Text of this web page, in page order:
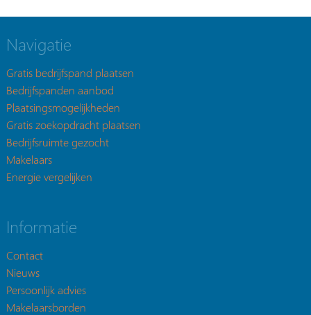
Navigatie
Gratis bedrijfspand plaatsen
Bedrijfspanden aanbod
Plaatsingsmogelijkheden
Gratis zoekopdracht plaatsen
Bedrijfsruimte gezocht
Makelaars
Energie vergelijken
Informatie
Contact
Nieuws
Persoonlijk advies
Makelaarsborden